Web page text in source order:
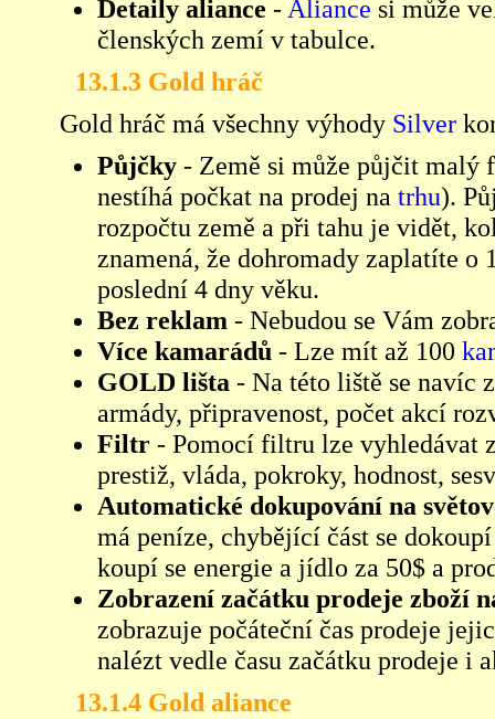
Detaily aliance - Aliance si může
členských zemí v tabulce.
13.1.3 Gold hráč
Gold hráč má všechny výhody Silver
Půjčky - Země si může půjčit malý
nestíhá počkat na prodej na trhu).
rozpočtu země a při tahu je vidět,
znamená, že dohromady zaplatíte
poslední 4 dny věku.
Bez reklam - Nebudou se Vám
Více kamarádů - Lze mít až 100
GOLD lišta - Na této liště se navíc
armády, připravenost, počet akcí
Filtr - Pomocí filtru lze vyhledávat
prestiž, vláda, pokroky, hodnost,
Automatické dokupování na
má peníze, chybějící část se
koupí se energie a jídlo za 50$ a
Zobrazení začátku prodeje zboží
zobrazuje počáteční čas prodeje
nalézt vedle času začátku prodeje i
13.1.4 Gold aliance